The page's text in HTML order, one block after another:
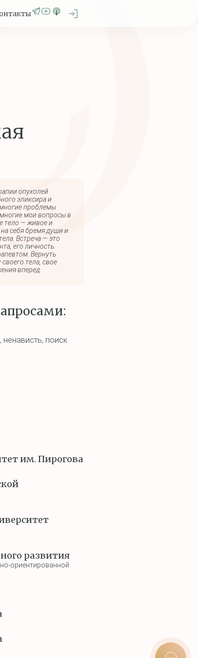
опухолей
эликсира и
проблемы
мои вопросы в
тело — живое и
себя бремя души и
Встреча — это
его личность.
Вернуть
тела, свое
вперед.
поиск
им. Пирогова
развития
ориентированной